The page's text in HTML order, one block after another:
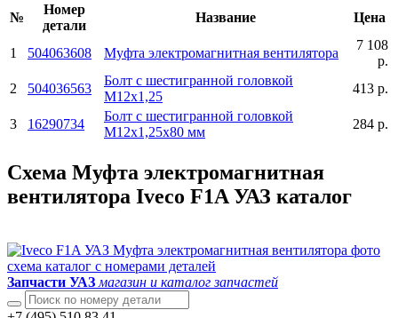
№
Номер
детали
Название Цена
1 504063608 Муфта электромагнитная вентилятора
7 108
р.
2
504036563
Болт с шестигранной головкой
М12х1,25
413 р.
3 16290734
Болт с шестигранной головкой
М12х1,25х80 мм
284 р.
Схема Муфта электромагнитная
вентилятора Iveco F1A УАЗ каталог
Запчасти УАЗ магазин и каталог запчастей